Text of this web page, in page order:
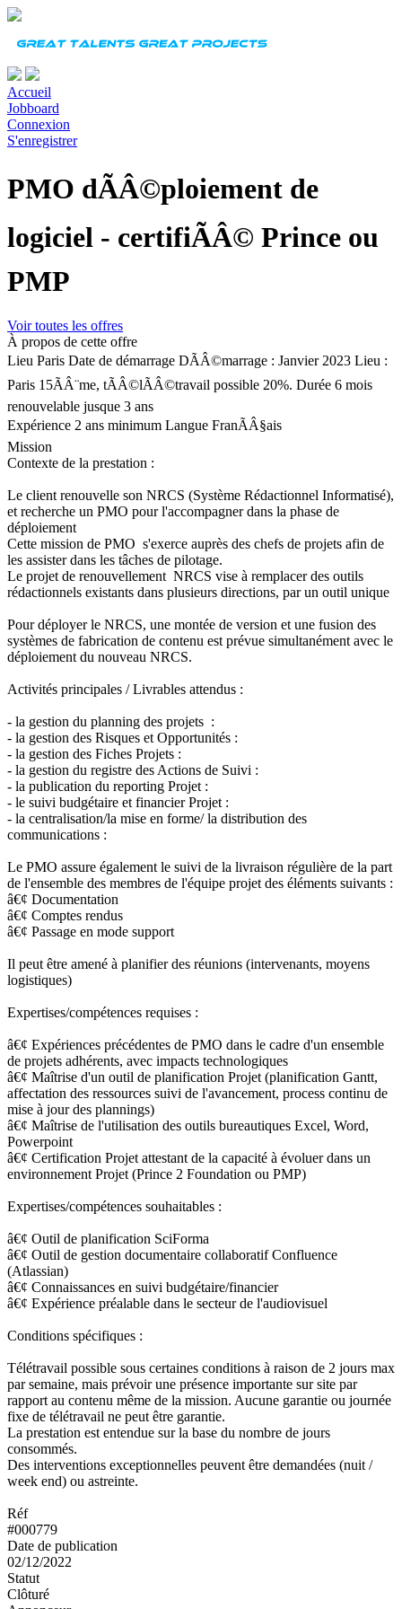
Accueil
Jobboard
Connexion
S'enregistrer
PMO dÃÂ©ploiement de
logiciel - certifiÃÂ© Prince ou
PMP
Voir toutes les offres
À propos de cette offre
Lieu Paris Date de démarrage DÃÂ©marrage : Janvier 2023 Lieu :
Paris 15ÃÂ¨me, tÃÂ©lÃÂ©travail possible 20%. Durée 6 mois
renouvelable jusque 3 ans
Expérience 2 ans minimum Langue FranÃÂ§ais
Mission
Contexte de la prestation :
Le client renouvelle son NRCS (Système Rédactionnel Informatisé),
et recherche un PMO pour l'accompagner dans la phase de
déploiement
Cette mission de PMO s'exerce auprès des chefs de projets afin de
les assister dans les tâches de pilotage.
Le projet de renouvellement NRCS vise à remplacer des outils
rédactionnels existants dans plusieurs directions, par un outil unique
Pour déployer le NRCS, une montée de version et une fusion des
systèmes de fabrication de contenu est prévue simultanément avec le
déploiement du nouveau NRCS.
Activités principales / Livrables attendus :
- la gestion du planning des projets :
- la gestion des Risques et Opportunités :
- la gestion des Fiches Projets :
- la gestion du registre des Actions de Suivi :
- la publication du reporting Projet :
- le suivi budgétaire et financier Projet :
- la centralisation/la mise en forme/ la distribution des
communications :
Le PMO assure également le suivi de la livraison régulière de la part
de l'ensemble des membres de l'équipe projet des éléments suivants :
â€¢ Documentation
â€¢ Comptes rendus
â€¢ Passage en mode support
Il peut être amené à planifier des réunions (intervenants, moyens
logistiques)
Expertises/compétences requises :
â€¢ Expériences précédentes de PMO dans le cadre d'un ensemble
de projets adhérents, avec impacts technologiques
â€¢ Maîtrise d'un outil de planification Projet (planification Gantt,
affectation des ressources suivi de l'avancement, process continu de
mise à jour des plannings)
â€¢ Maîtrise de l'utilisation des outils bureautiques Excel, Word,
Powerpoint
â€¢ Certification Projet attestant de la capacité à évoluer dans un
environnement Projet (Prince 2 Foundation ou PMP)
Expertises/compétences souhaitables :
â€¢ Outil de planification SciForma
â€¢ Outil de gestion documentaire collaboratif Confluence
(Atlassian)
â€¢ Connaissances en suivi budgétaire/financier
â€¢ Expérience préalable dans le secteur de l'audiovisuel
Conditions spécifiques :
Télétravail possible sous certaines conditions à raison de 2 jours max
par semaine, mais prévoir une présence importante sur site par
rapport au contenu même de la mission. Aucune garantie ou journée
fixe de télétravail ne peut être garantie.
La prestation est entendue sur la base du nombre de jours
consommés.
Des interventions exceptionnelles peuvent être demandées (nuit /
week end) ou astreinte.
Réf
#000779
Date de publication
02/12/2022
Statut
Clôturé